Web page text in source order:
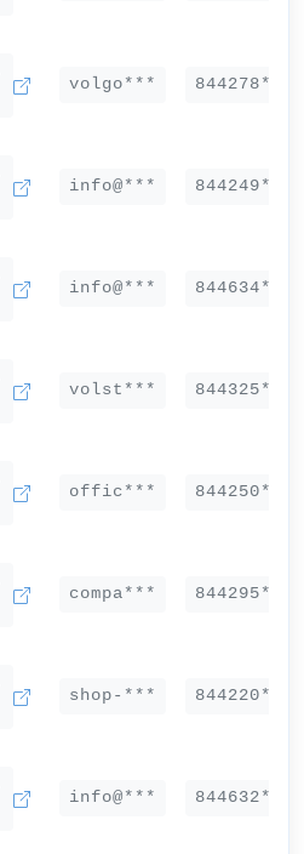
volgo*** 844278***
info@*** 844249***
info@*** 844634***
volst*** 844325***
offic*** 844250***
compa*** 844295***
shop-*** 844220***
info@*** 844632***